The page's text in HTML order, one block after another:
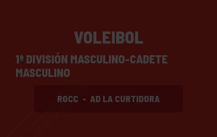
VOLEIBOL
1ª DIVISIÓN MASCULINO-CADETE
MASCULINO
RGCC - AD LA CURTIDORA